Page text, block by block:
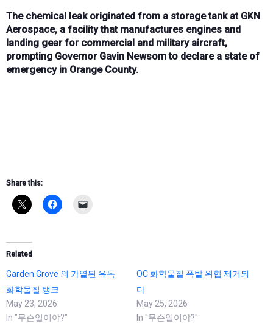
The chemical leak originated from a storage tank at GKN
Aerospace, a facility that manufactures engines and
landing gearfor commercial and military aircraft,
prompting Governor Gavin Newsomto declare a state of
emergencyin Orange County.
Share this:
Related
Garden Grove 의 가열된 유독
화학물질 탱크
May 23, 2026
In "무슨일이야?"
OC 화학물질 폭발 위협 제거되
다
May 25, 2026
In "무슨일이야?"